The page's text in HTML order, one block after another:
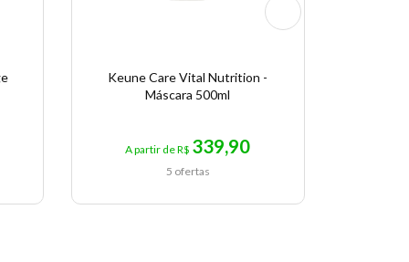
Keune Care Vital Nutrition -
Máscara 500ml
A partir de R$ 339,90
5 ofertas